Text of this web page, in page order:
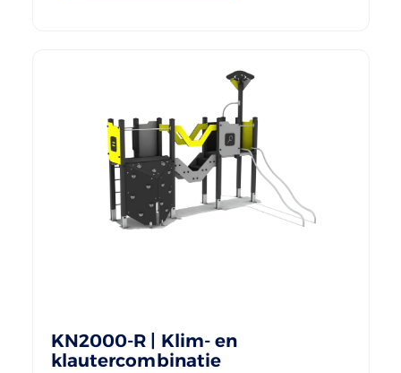
KN2000-R | Klim- en
klautercombinatie